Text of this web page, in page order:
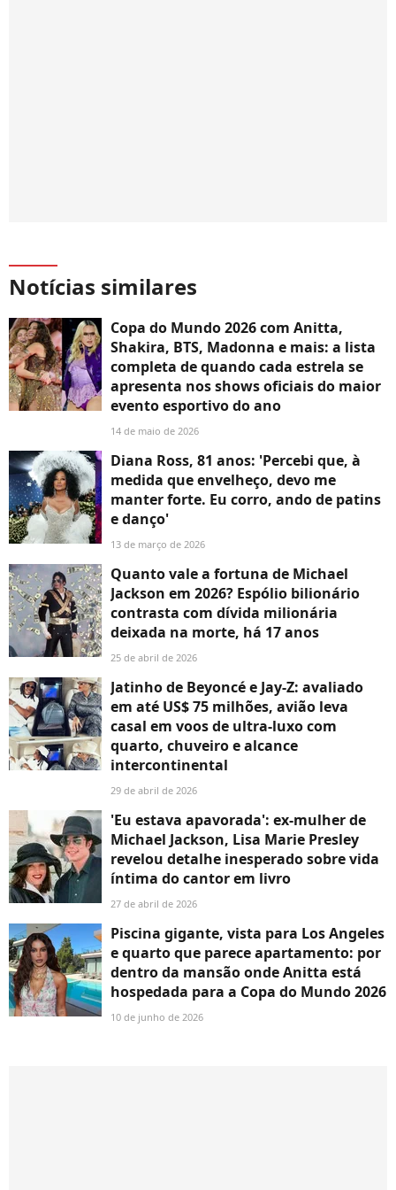
Notícias similares
Copa do Mundo 2026 com Anitta,
Shakira, BTS, Madonna e mais: a lista
completa de quando cada estrela se
apresenta nos shows oficiais do maior
evento esportivo do ano
14 de maio de 2026
Diana Ross, 81 anos: 'Percebi que, à
medida que envelheço, devo me
manter forte. Eu corro, ando de patins
e danço'
13 de março de 2026
Quanto vale a fortuna de Michael
Jackson em 2026? Espólio bilionário
contrasta com dívida milionária
deixada na morte, há 17 anos
25 de abril de 2026
Jatinho de Beyoncé e Jay-Z: avaliado
em até US$ 75 milhões, avião leva
casal em voos de ultra-luxo com
quarto, chuveiro e alcance
intercontinental
29 de abril de 2026
'Eu estava apavorada': ex-mulher de
Michael Jackson, Lisa Marie Presley
revelou detalhe inesperado sobre vida
íntima do cantor em livro
27 de abril de 2026
Piscina gigante, vista para Los Angeles
e quarto que parece apartamento: por
dentro da mansão onde Anitta está
hospedada para a Copa do Mundo 2026
10 de junho de 2026